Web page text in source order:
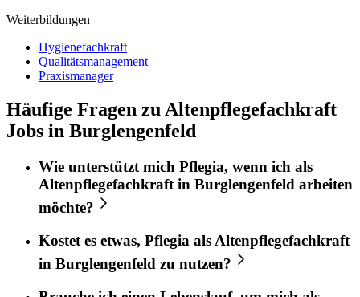
Weiterbildungen
Hygienefachkraft
Qualitätsmanagement
Praxismanager
Häufige Fragen zu Altenpflegefachkraft
Jobs in Burglengenfeld
Wie unterstützt mich Pflegia, wenn ich als
Altenpflegefachkraftin Burglengenfeld arbeiten
möchte?
Kostet es etwas, Pflegia als Altenpflegefachkraft
in Burglengenfeld zu nutzen?